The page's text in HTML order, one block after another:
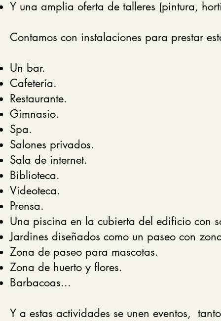
Y una amplia oferta de talleres (pintura,
Contamos con instalaciones para prestar
Un bar.
Cafetería.
Restaurante.
Gimnasio.
Spa.
Salones privados.
Sala de internet.
Biblioteca.
Videoteca.
Prensa.
Una piscina en la cubierta del edificio con
Jardines diseñados como un paseo con
Zona de paseo para mascotas.
Zona de huerto y flores.
Barbacoas...
Y a estas actividades se unen eventos,